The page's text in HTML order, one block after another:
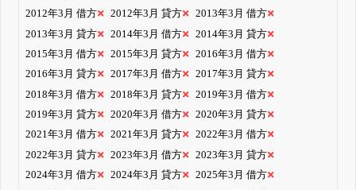
2012年3月 借方
2012年3月 貸方
2013年3月 借方
2013年3月 貸方
2014年3月 借方
2014年3月 貸方
2015年3月 借方
2015年3月 貸方
2016年3月 借方
2016年3月 貸方
2017年3月 借方
2017年3月 貸方
2018年3月 借方
2018年3月 貸方
2019年3月 借方
2019年3月 貸方
2020年3月 借方
2020年3月 貸方
2021年3月 借方
2021年3月 貸方
2022年3月 借方
2022年3月 貸方
2023年3月 借方
2023年3月 貸方
2024年3月 借方
2024年3月 貸方
2025年3月 借方